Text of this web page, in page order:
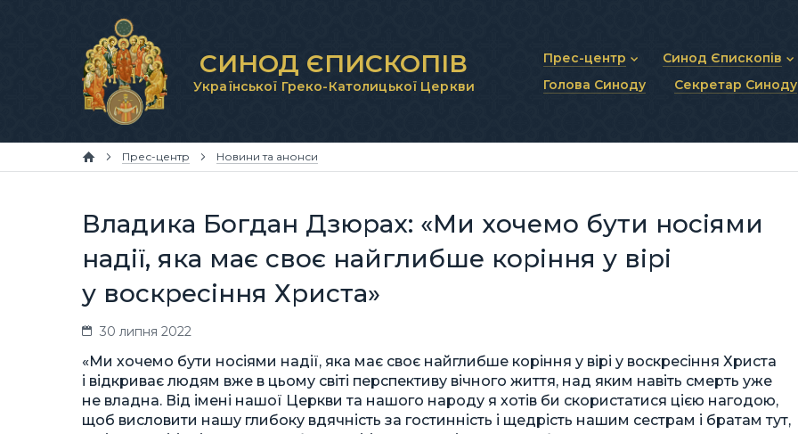
СИНОД ЄПИСКОПІВ
Української Греко-Католицької Церкви
Прес-центр
Новини та анонси
Синод Єпископів
Статут Синоду
Синодальні органи
Голова Синоду Секретар Синоду
Прес-центр Новини та анонси
Владика Богдан Дзюрах: «Ми хочемо бути носіями
надії, яка має своє найглибше коріння у вірі
у воскресіння Христа»
30 липня 2022
«Ми хочемо бути носіями надії, яка має своє найглибше коріння у вірі у воскресіння Христа
і відкриває людям вже в цьому світі перспективу вічного життя, над яким навіть смерть уже
не владна. Від імені нашої Церкви та нашого народу я хотів би скористатися цією нагодою,
щоб висловити нашу глибоку вдячність за гостинність і щедрість нашим сестрам і братам тут,